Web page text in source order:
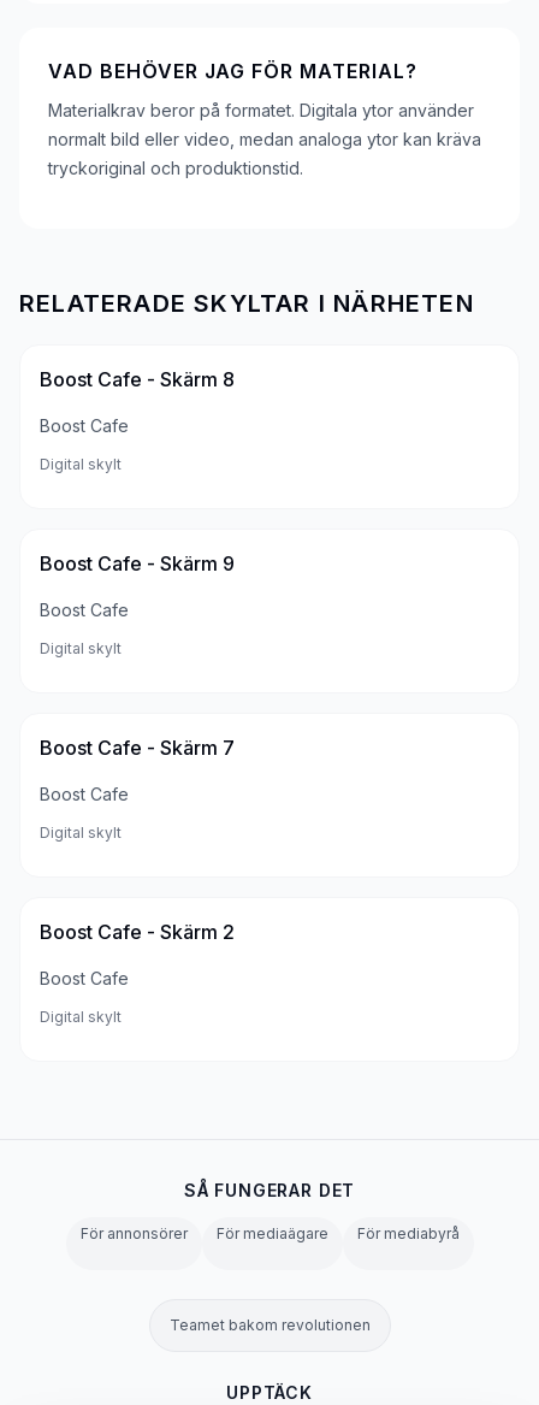
VAD BEHÖVER JAG FÖR MATERIAL?
Materialkrav beror på formatet. Digitala ytor använder
normalt bild eller video, medan analoga ytor kan kräva
tryckoriginal och produktionstid.
RELATERADE SKYLTAR I NÄRHETEN
Boost Cafe - Skärm 8
Boost Cafe
Digital skylt
Boost Cafe - Skärm 9
Boost Cafe
Digital skylt
Boost Cafe - Skärm 7
Boost Cafe
Digital skylt
Boost Cafe - Skärm 2
Boost Cafe
Digital skylt
SÅ FUNGERAR DET
För annonsörer För mediaägare För mediabyrå
Teamet bakom revolutionen
UPPTÄCK